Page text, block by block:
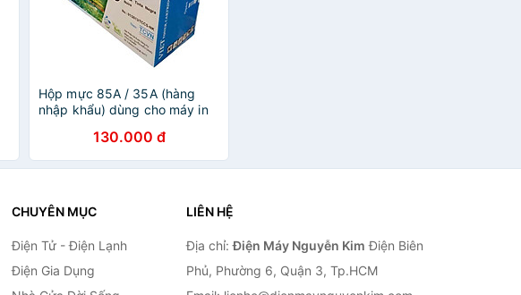
Hộp mực 85A / 35A (hàng
nhập khẩu) dùng cho máy in
và Canon LBP 6000, MF3010,
6030 - Cartridge CB435A /
CE285A mới 100%
130.000 đ
CHUYÊN MỤC
Điện Tử - Điện Lạnh
Điện Gia Dụng
LIÊN HỆ
Địa chỉ:Điện Máy Nguyễn Kim Điện Biên
Phủ, Phường 6, Quận 3, Tp.HCM